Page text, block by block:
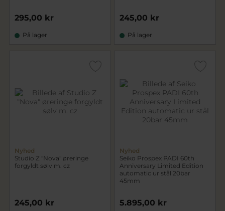
295,00 kr
På lager
245,00 kr
På lager
Nyhed
Studio Z "Nova" øreringe
forgyldt sølv m. cz
245,00 kr
Nyhed
Seiko Prospex PADI 60th
Anniversary Limited Edition
automatic ur stål 20bar
45mm
5.895,00 kr